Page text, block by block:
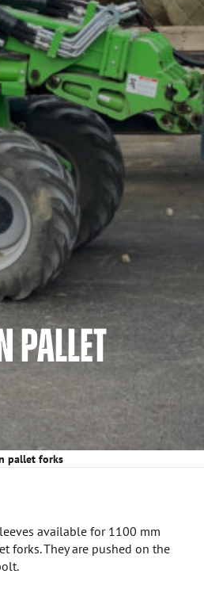
PALLET
pallet forks
available for 1100 mm
forks. They are pushed on the